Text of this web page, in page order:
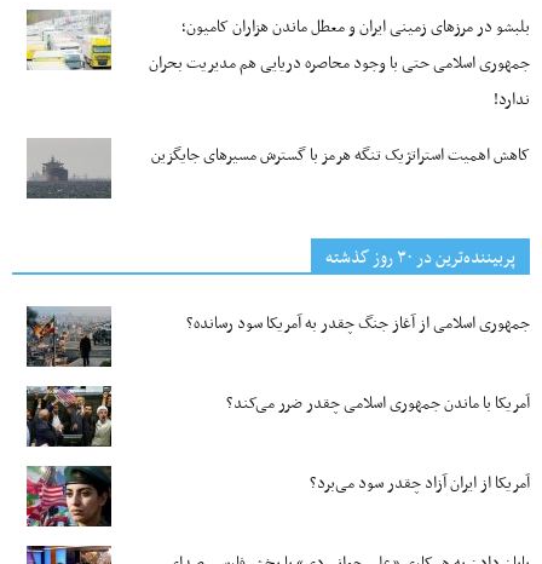
بلبشو در مرزهای زمینی ایران و معطل ماندن هزاران کامیون؛
جمهوری اسلامی حتی با وجود محاصره دریایی هم مدیریت بحران
ندارد!
کاهش اهمیت استراتژیک تنگه‌ هرمز با گسترش مسیرهای جایگزین
پربیننده‌ترین‌ در ۳۰ روز گذشته
جمهوری اسلامی از آغاز جنگ چقدر به آمریکا سود رسانده؟
آمریکا با ماندن جمهوری اسلامی چقدر ضرر می‌کند؟
آمریکا از ایران آزاد چقدر سود می‌برد؟